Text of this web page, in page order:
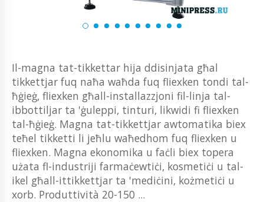
Il-magna tat-tikkettar hija ddisinjata għal
tikkettjar fuq naħa waħda fuq fliexken tondi tal-
ħġieġ, fliexken għall-installazzjoni fil-linja tal-
ibbottiljar ta 'ġuleppi, tinturi, likwidi fi fliexken
tal-ħġieġ. Magna tat-tikkettjar awtomatika biex
teħel tikketti li jeħlu waħedhom fuq fliexken u
fliexken. Magna ekonomika u faċli biex topera
użata fl-industriji farmaċewtiċi, kosmetiċi u tal-
ikel għall-ittikkettjar ta 'mediċini, kożmetiċi u
xorb. Produttività 20-150 ...